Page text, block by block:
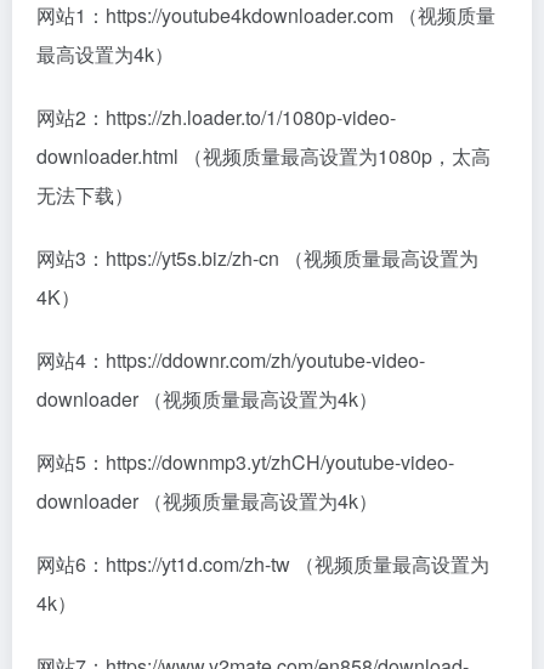
网站1：https://youtube4kdownloader.com （视频质量
最高设置为4k）
网站2：https://zh.loader.to/1/1080p-video-
downloader.html （视频质量最高设置为1080p，太高
无法下载）
网站3：https://yt5s.biz/zh-cn （视频质量最高设置为
4K）
网站4：https://ddownr.com/zh/youtube-video-
downloader （视频质量最高设置为4k）
网站5：https://downmp3.yt/zhCH/youtube-video-
downloader （视频质量最高设置为4k）
网站6：https://yt1d.com/zh-tw （视频质量最高设置为
4k）